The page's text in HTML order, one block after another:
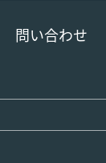
問い合わせ